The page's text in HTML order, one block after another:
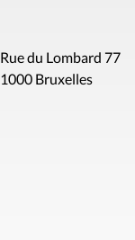
Rue du Lombard 77
1000 Bruxelles